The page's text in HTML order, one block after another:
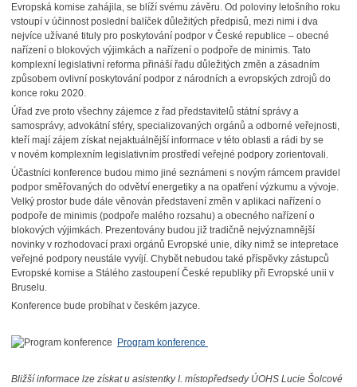
Evropská komise zahájila, se blíží svému závěru. Od poloviny letošního roku
vstoupí v účinnost poslední balíček důležitých předpisů, mezi nimi i dva
nejvíce užívané tituly pro poskytování podpor v České republice – obecné
nařízení o blokových výjimkách a nařízení o podpoře de minimis. Tato
komplexní legislativní reforma přináší řadu důležitých změn a zásadním
způsobem ovlivní poskytování podpor z národních a evropských zdrojů do
konce roku 2020.
Úřad zve proto všechny zájemce z řad představitelů státní správy a
samosprávy, advokátní sféry, specializovaných orgánů a odborné veřejnosti,
kteří mají zájem získat nejaktuálnější informace v této oblasti a rádi by se
v novém komplexním legislativním prostředí veřejné podpory zorientovali.
Účastníci konference budou mimo jiné seznámeni s novým rámcem pravidel
podpor směřovaných do odvětví energetiky a na opatření výzkumu a vývoje.
Velký prostor bude dále věnován představení změn v aplikaci nařízení o
podpoře de minimis (podpoře malého rozsahu) a obecného nařízení o
blokových výjimkách. Prezentovány budou již tradičně nejvýznamnější
novinky v rozhodovací praxi orgánů Evropské unie, díky nimž se intepretace
veřejné podpory neustále vyvíjí. Chybět nebudou také příspěvky zástupců
Evropské komise a Stálého zastoupení České republiky při Evropské unii v
Bruselu.
Konference bude probíhat v českém jazyce.
Program konference
Bližší informace lze získat u asistentky I. místopředsedy ÚOHS Lucie Šolcové